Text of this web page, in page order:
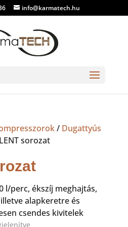
info@karmatech.hu
/ Dugattyús
sorozat
l/perc, ékszíj meghajtás,
alapkeretre és
csendes kivitelek
Sorted